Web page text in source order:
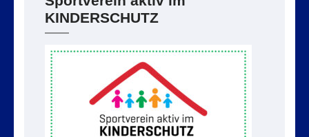
KINDERSCHUTZ